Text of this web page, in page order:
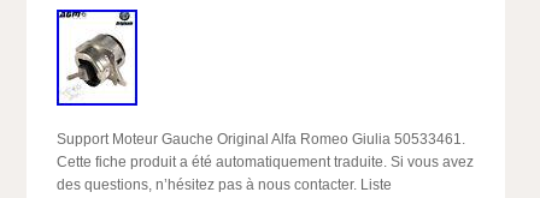
Support Moteur Gauche Original Alfa Romeo Giulia 50533461.
Cette fiche produit a été automatiquement traduite. Si vous avez
des questions, n’hésitez pas à nous contacter. Liste